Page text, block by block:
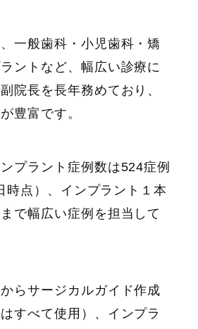
一般歯科・小児歯科・矯
ントなど、幅広い診療に
院長を長年務めており、
豊富です。
プラント症例数は524症例
時点）、インプラント１本
で幅広い症例を担当して
らサージカルガイド作成
すべて使用）、インプラ